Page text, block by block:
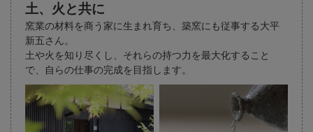
土、火と共に
窯業の材料を商う家に生まれ育ち、築窯にも従事する大平
新五さん。
土や火を知り尽くし、それらの持つ力を最大化すること
で、
自らの仕事の完成を目指します。